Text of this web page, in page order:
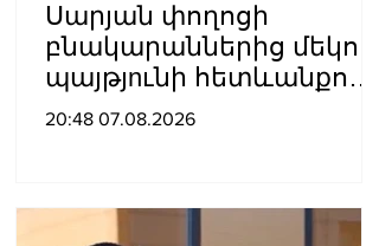
Սարյան փողոցի
բնակարաններից մեկում
պայթյnւնի հետևանքով
55-ամյա տղամարդը
հիվանդանոց
20:48 07.08.2026